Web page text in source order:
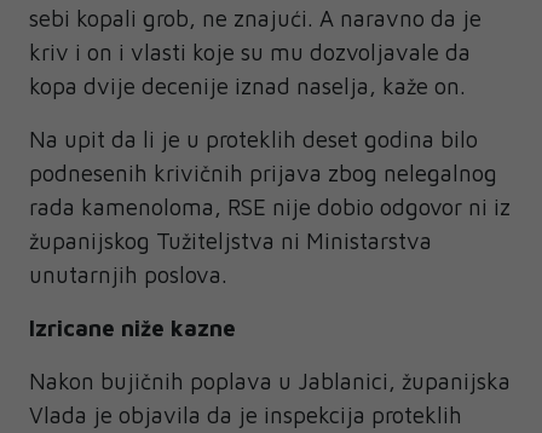
sebi kopali grob, ne znajući. A naravno da je
kriv i on i vlasti koje su mu dozvoljavale da
kopa dvije decenije iznad naselja, kaže on.
Na upit da li je u proteklih deset godina bilo
podnesenih krivičnih prijava zbog nelegalnog
rada kamenoloma, RSE nije dobio odgovor ni iz
županijskog Tužiteljstva ni Ministarstva
unutarnjih poslova.
Izricane niže kazne
Nakon bujičnih poplava u Jablanici, županijska
Vlada je objavila da je inspekcija proteklih